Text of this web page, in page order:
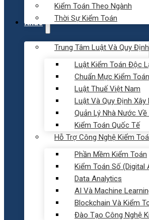
Kiểm Toán Theo Ngành
Thời Sự Kiểm Toán
Khác
Trung Tâm Luật Và Quy Định
Luật Kiểm Toán Độc
Chuẩn Mực Kiểm
Luật Thuế Việt Nam
Luật Và Quy Định Xây
Quản Lý Nhà Nước
Kiểm Toán Quốc Tế
Hỗ Trợ Công Nghệ Kiểm
Phần Mềm Kiểm Toán
Kiểm Toán Số (Digital
Data Analytics
AI Và Machine
Blockchain Và Kiểm
Đào Tạo Công Nghệ